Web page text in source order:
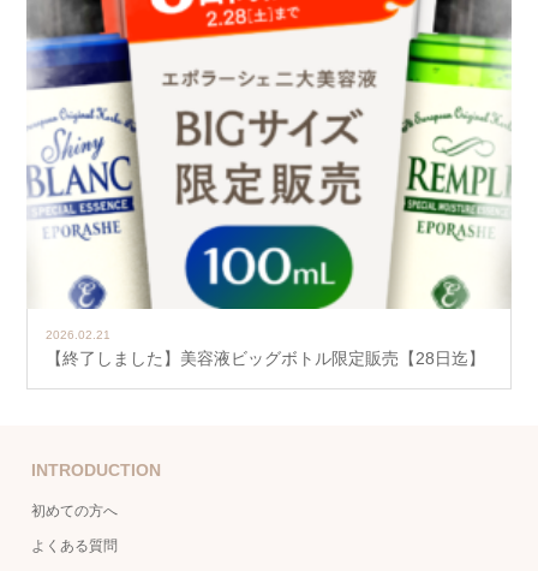
2026.02.21
【終了しました】美容液ビッグボトル限定販売【28日迄】
INTRODUCTION
初めての方へ
よくある質問